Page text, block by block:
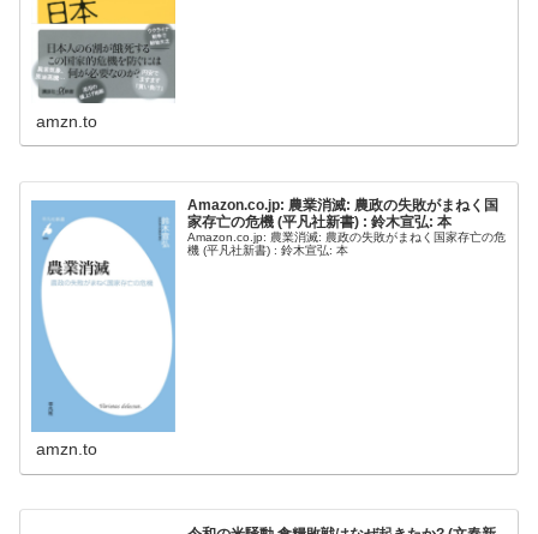
amzn.to
Amazon.co.jp: 農業消滅: 農政の失敗がまねく国
家存亡の危機 (平凡社新書) : 鈴木宣弘: 本
Amazon.co.jp: 農業消滅: 農政の失敗がまねく国家存亡の危
機 (平凡社新書) : 鈴木宣弘: 本
amzn.to